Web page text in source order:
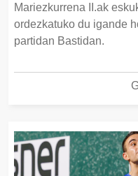
Mariezkurrena II.ak
ordezkatuko du igande
partidan Bastidan.